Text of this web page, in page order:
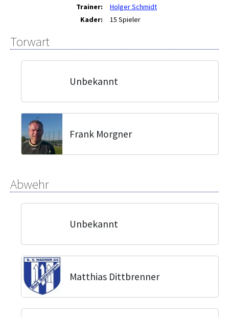
Trainer:
Holger Schmidt
Kader:
15 Spieler
Torwart
Unbekannt
Frank Morgner
Abwehr
Unbekannt
Matthias Dittbrenner